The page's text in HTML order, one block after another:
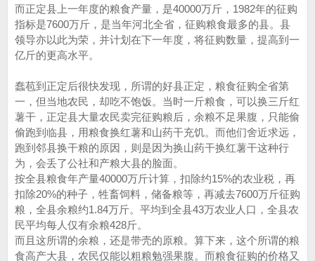
而正定县上一年度的粮食产量，是40000万斤，1982年的征购
指标是7600万斤，是当年河北全省，征购粮食最多的县。县
领导亦以此为荣，并计划在下一年度，将征购数量，提高到一
亿斤的更高水平。
蠢苞到正定后很快发现，所谓的好县正定，粮食征购全省第
一，但当地农民，却吃不饱饭。当时一斤粮食，可以换三斤红
薯干，正定县大量农民卖完征购粮后，余粮不足果腹，只能偷
偷跑到临县，用粮食换红薯和山药干充饥。而他们舍近求远，
跑到邻县换干粮的原因，则是因为换山药干换红薯干这种行
为，会丢了公社和产粮大县的脸面。
按全县粮食年产量40000万斤计算，扣除约15%的农业税，再
扣除20%的种子，牲畜饲料，储备粮等，再减去7600万斤征购
粮，全县余粮约1.84万斤。平均到全县43万农业人口，全县农
民平均每人仅有余粮428斤。
而且这所谓的余粮，还是带壳的原粮。算下来，这个所谓的粮
食高产大县，农民仅能以粗粮勉强果腹。而粮食征购的价格又